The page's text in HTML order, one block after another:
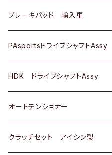
三菱
スバル
ＢＥＮＺ
三菱
スバル
マツダ
三菱
スバル
ダイハツ
マツダ
三菱
スバル
日産
ダイハツ
マツダ
三菱
スバル
日産
ダイハツ
マツダ
三菱
スバル
ホンダ
スズキ
日産
いすゞ
ダイハツ
ＡＵＤＩ
ＢＥＮＺ
ＢＭＷ
GOLF
ＷＡＧＥＮ
ブレーキパッド 輸入車
ＢＥＮＺ
ＢＭＷ
ＷＡＧＥＮ
ＶＯＬＶＯ
PAsportsドライブシャフトAssy
トヨタ
ホンダ
スズキ
HDK ドライブシャフトAssy
スズキ
ダイハツ
オートテンショナー
トヨタ
クラッチセット アイシン製